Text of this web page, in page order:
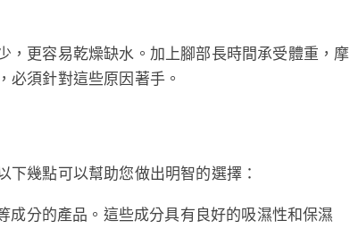
，更容易乾燥缺水。加上腳部長時間承受體重，摩
必須針對這些原因著手。
幾點可以幫助您做出明智的選擇：
成分的產品。這些成分具有良好的吸濕性和保濕